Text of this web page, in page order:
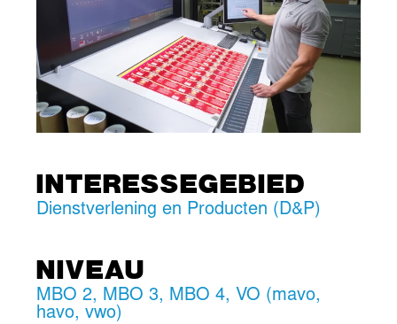
INTERESSEGEBIED
Dienstverlening en Producten (D&P)
NIVEAU
MBO 2, MBO 3, MBO 4, VO (mavo,
havo, vwo)